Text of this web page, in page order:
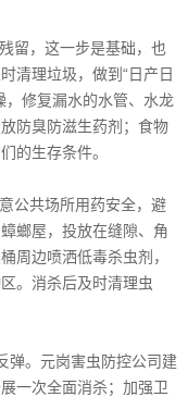
留，这一步是基础，也
清理垃圾，做到“日产日
，修复漏水的水管、水龙
防臭防滋生药剂；食物
的生存条件。
公共场所用药安全，避
螂屋，投放在缝隙、角
周边喷洒低毒杀虫剂，
。消杀后及时清理虫
弹。元岗害虫防控公司建
一次全面消杀；加强卫